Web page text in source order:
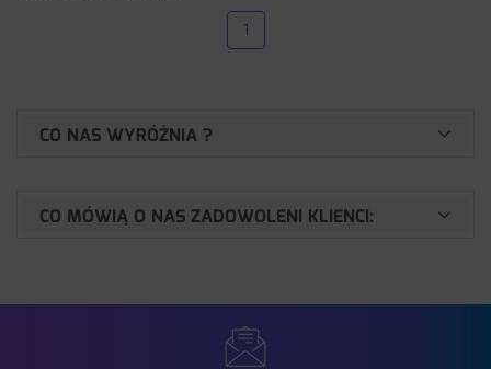
1
CO NAS WYRÓŻNIA ?
CO MÓWIĄ O NAS ZADOWOLENI KLIENCI: